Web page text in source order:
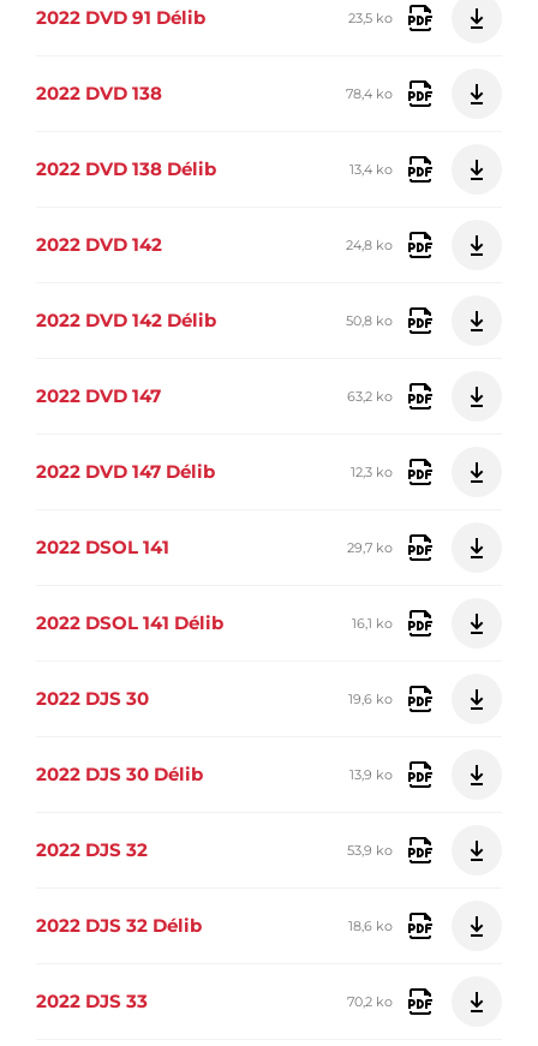
2022 DVD 91 Délib 23,5 ko
2022 DVD 138 78,4 ko
2022 DVD 138 Délib 13,4 ko
2022 DVD 142 24,8 ko
2022 DVD 142 Délib 50,8 ko
2022 DVD 147 63,2 ko
2022 DVD 147 Délib 12,3 ko
2022 DSOL 141 29,7 ko
2022 DSOL 141 Délib 16,1 ko
2022 DJS 30 19,6 ko
2022 DJS 30 Délib 13,9 ko
2022 DJS 32 53,9 ko
2022 DJS 32 Délib 18,6 ko
2022 DJS 33 70,2 ko